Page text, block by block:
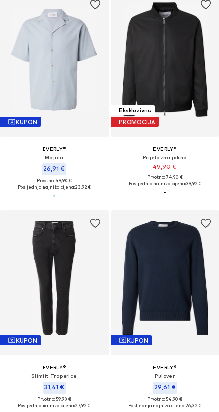
KUPON
EVERLY®
Majica
26,91 €
Prvotno: 49,90 €
Posljednja najniža cijena:23,92 €
Ekskluzivno
PROMOCIJA
EVERLY®
Prijelazna jakna
49,90 €
Prvotno: 74,90 €
Posljednja najniža cijena:39,92 €
KUPON
EVERLY®
Slimfit Traperice
31,41 €
Prvotno: 59,90 €
Posljednja najniža cijena:27,92 €
KUPON
EVERLY®
Pulover
29,61 €
Prvotno: 54,90 €
Posljednja najniža cijena:26,32 €